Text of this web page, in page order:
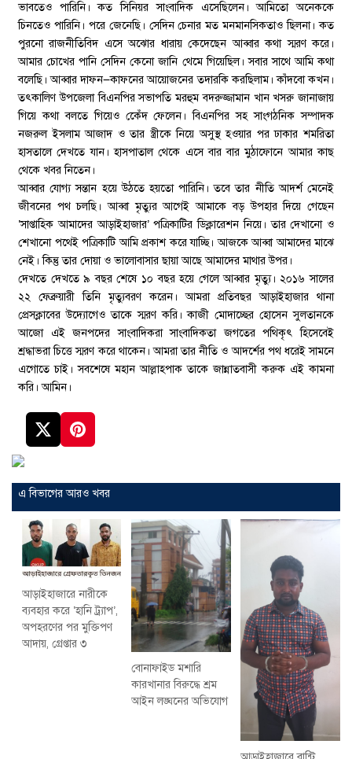
ভাবতেও পারিনি। কত সিনিয়র সাংবাদিক এসেছিলেন। আমিতো অনেককে
চিনতেও পারিনি। পরে জেনেছি। সেদিন চেনার মত মনমানসিকতাও ছিলনা। কত
পুরনো রাজনীতিবিদ এসে অঝোর ধারায় কেদেছেন আব্বার কথা স্মরণ করে।
আমার চোখের পানি সেদিন কেনো জানি থেমে গিয়েছিল। সবার সাথে আমি কথা
বলেছি। আব্বার দাফন—কাফনের আয়োজনের তদারকি করছিলাম। কাঁদবো কখন।
তৎকালিণ উপজেলা বিএনপির সভাপতি মরহুম বদরুজ্জামান খান খসরু জানাজায়
গিয়ে কথা বলতে গিয়েও কেেঁদ ফেলেন। বিএনপির সহ সাংগঠনিক সম্পাদক
নজরুল ইসলাম আজাদ ও তার স্ত্রীকে নিয়ে অসুস্থ হওয়ার পর ঢাকার শমরিতা
হাসতালে দেখতে যান। হাসপাতাল থেকে এসে বার বার মুঠাফোনে আমার কাছ
থেকে খবর নিতেন।
আব্বার যোগ্য সন্তান হয়ে উঠতে হয়তো পারিনি। তবে তার নীতি আদর্শ মেনেই
জীবনের পথ চলছি। আব্বা মৃত্যুর আগেই আমাকে বড় উপহার দিয়ে গেছেন
‘সাপ্তাহিক আমাদের আড়াইহাজার’ পত্রিকাটির ডিক্লারেশন নিয়ে। তার দেখানো ও
শেখানো পথেই পত্রিকাটি আমি প্রকাশ করে যাচ্ছি। আজকে আব্বা আমাদের মাঝে
নেই। কিন্তু তার দোয়া ও ভালোবাসার ছায়া আছে আমাদের মাথার উপর।
দেখতে দেখতে ৯ বছর শেষে ১০ বছর হয়ে গেলে আব্বার মৃত্যু। ২০১৬ সালের
২২ ফেব্রুয়ারী তিনি মৃত্যুবরণ করেন। আমরা প্রতিবছর আড়াইহাজার থানা
প্রেসক্লাবের উদ্যোগেও তাকে স্মরণ করি। কাজী মোদাচ্ছের হোসেন সুলতানকে
আজো এই জনপদের সাংবাদিকরা সাংবাদিকতা জগতের পথিকৃৎ হিসেবেই
শ্রদ্ধাভরা চিত্তে স্মরণ করে থাকেন। আমরা তার নীতি ও আদর্শের পথ ধরেই সামনে
এগোতে চাই। সবশেষে মহান আল্লাহপাক তাকে জান্নাতবাসী করুক এই কামনা
করি। আমিন।
এ বিভাগের আরও খবর
আড়াইহাজারে নারীকে
ব্যবহার করে ‘হানি ট্র্যাপ’,
অপহরণের পর মুক্তিপণ
আদায়, গ্রেপ্তার ৩
বোনাফাইড মশারি
কারখানার বিরুদ্ধে শ্রম
আইন লঙ্ঘনের অভিযোগ